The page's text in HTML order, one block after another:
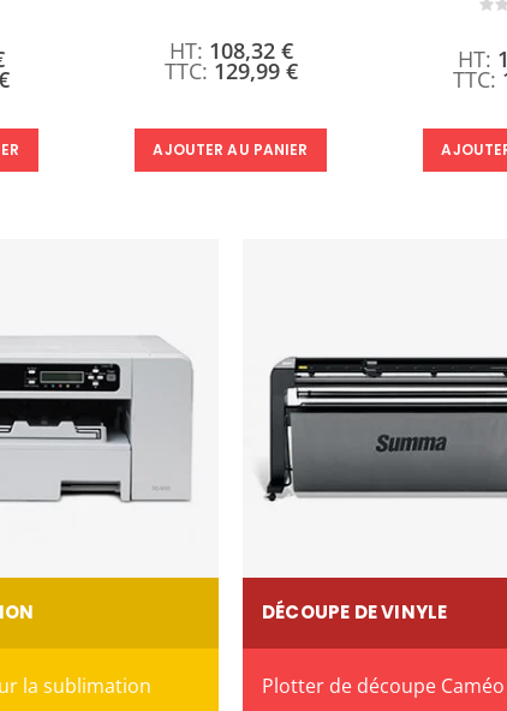
129,99 €
108,32 €
AJOUTER AU PANIER
la sublimation
DÉCOUPE DE VINYLE
Plotter de découpe Caméo